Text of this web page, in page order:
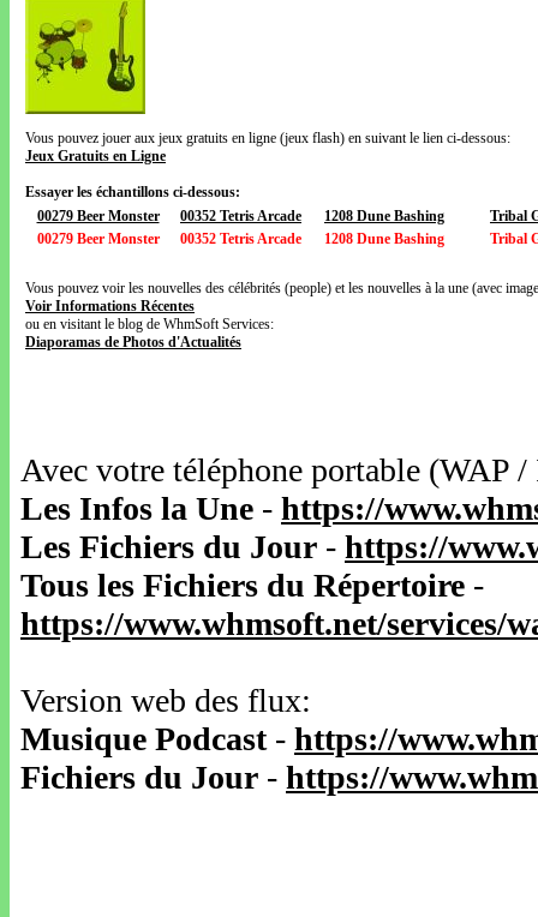
Vous pouvez jouer aux jeux gratuits en ligne (jeux flash) en suivant le lien ci-dessous:
Jeux Gratuits en Ligne
Essayer les échantillons ci-dessous:
00279 Beer Monster
00352 Tetris Arcade 1208 Dune Bashing
Tribal
00279 Beer Monster
00352 Tetris Arcade 1208 Dune Bashing Tribal
Vous pouvez voir les nouvelles des célébrités (people) et les nouvelles à la une (avec
Voir Informations Récentes
ou en visitant le blog de WhmSoft Services:
Diaporamas de Photos d'Actualités
Avec votre téléphone portable
Les Infos la Une - https://
Les Fichiers du Jour - https://
Tous les Fichiers du Répertoire -
https://www.whmsoft.net/services/
Version web des flux:
Musique Podcast- https://
Fichiers du Jour - https://